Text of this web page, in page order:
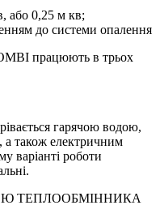
або 0,25 м кв;
до системи опалення
працюють в трьох
гарячою водою,
а також електричним
варіанті роботи
ТЕПЛООБМІННИКА